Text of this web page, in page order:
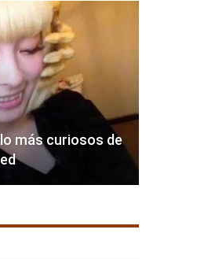
más curiosos de